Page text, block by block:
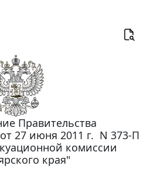
Правительства
27 июня 2011 г. N 373-П
комиссии
края"